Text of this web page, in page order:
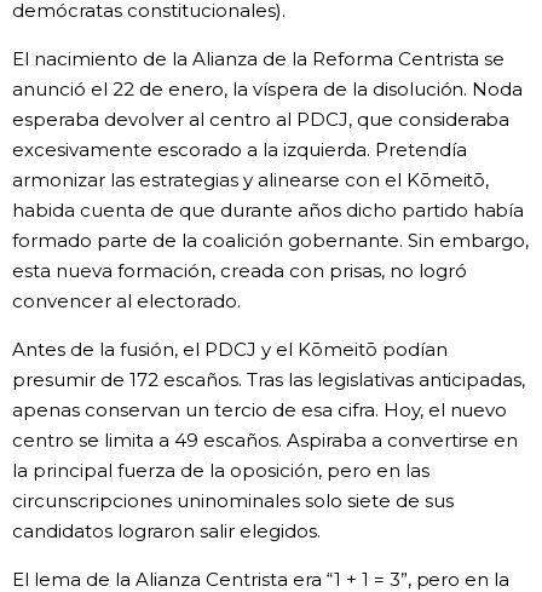
demócratas constitucionales).
El nacimiento de la Alianza de la Reforma Centrista se
anunció el 22 de enero, la víspera de la disolución. Noda
esperaba devolver al centro al PDCJ, que consideraba
excesivamente escorado a la izquierda. Pretendía
armonizar las estrategias y alinearse con el Kōmeitō,
habida cuenta de que durante años dicho partido había
formado parte de la coalición gobernante. Sin embargo,
esta nueva formación, creada con prisas, no logró
convencer al electorado.
Antes de la fusión, el PDCJ y el Kōmeitō podían
presumir de 172 escaños. Tras las legislativas anticipadas,
apenas conservan un tercio de esa cifra. Hoy, el nuevo
centro se limita a 49 escaños. Aspiraba a convertirse en
la principal fuerza de la oposición, pero en las
circunscripciones uninominales solo siete de sus
candidatos lograron salir elegidos.
El lema de la Alianza Centrista era “1 + 1 = 3”, pero en la